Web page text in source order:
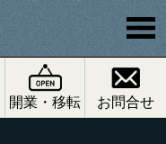
開業・移転 お問合せ